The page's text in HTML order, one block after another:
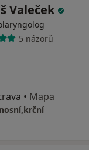
Valeček
5 názorů
• Mapa